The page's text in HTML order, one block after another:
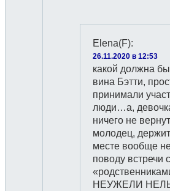
Elena(F):
26.11.2020 в 12:53
какой должна
вина Бэтти,
принимали
люди…а,
ничего не
молодец,
месте вообще
поводу встречи
НЕУЖЕЛИ